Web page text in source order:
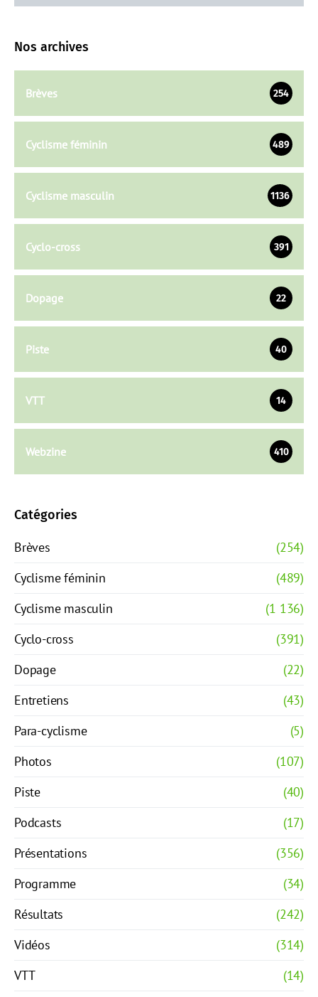
Nos archives
Brèves 254
Cyclisme féminin 489
Cyclisme masculin 1136
Cyclo-cross 391
Dopage 22
Piste 40
VTT 14
Webzine 410
Catégories
Brèves
(254)
Cyclisme féminin
(489)
Cyclisme masculin
(1 136)
Cyclo-cross
(391)
Dopage
(22)
Entretiens
(43)
Para-cyclisme
(5)
Photos
(107)
Piste
(40)
Podcasts
(17)
Présentations
(356)
Programme
(34)
Résultats
(242)
Vidéos
(314)
VTT
(14)